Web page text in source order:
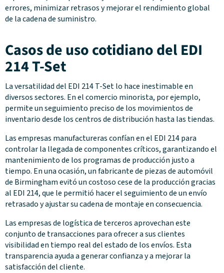
errores, minimizar retrasos y mejorar el rendimiento global
de la cadena de suministro.
Casos de uso cotidiano del EDI
214 T-Set
La versatilidad del EDI 214 T-Set lo hace inestimable en
diversos sectores. En el comercio minorista, por ejemplo,
permite un seguimiento preciso de los movimientos de
inventario desde los centros de distribución hasta las tiendas.
Las empresas manufactureras confían en el EDI 214 para
controlar la llegada de componentes críticos, garantizando el
mantenimiento de los programas de producción justo a
tiempo. En una ocasión, un fabricante de piezas de automóvil
de Birmingham evitó un costoso cese de la producción gracias
al EDI 214, que le permitió hacer el seguimiento de un envío
retrasado y ajustar su cadena de montaje en consecuencia.
Las empresas de logística de terceros aprovechan este
conjunto de transacciones para ofrecer a sus clientes
visibilidad en tiempo real del estado de los envíos. Esta
transparencia ayuda a generar confianza y a mejorar la
satisfacción del cliente.